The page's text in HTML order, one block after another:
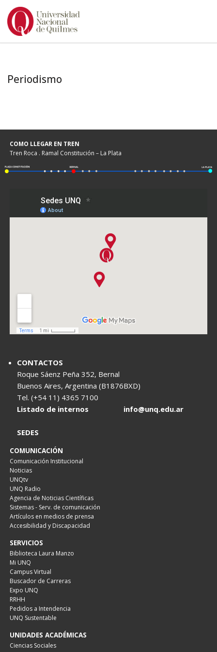
Ir
Periodismo
COMO LLEGAR EN TREN
Tren Roca . Ramal Constitución – La Plata
CONTACTOS
Roque Sáenz Peña 352, Bernal
Buenos Aires, Argentina (B1876BXD)
Tel. (+54 11) 4365 7100
Listado de internos
info@unq.edu.ar
SEDES
COMUNICACIÓN
Comunicación Institucional
Noticias
UNQtv
UNQ Radio
Agencia de Noticias Científicas
Sistemas - Serv. de comunicación
Artículos en medios de prensa
Accesibilidad y Discapacidad
SERVICIOS
Biblioteca Laura Manzo
Mi UNQ
Campus Virtual
Buscador de Carreras
Expo UNQ
RRHH
Pedidos a Intendencia
UNQ Sustentable
UNIDADES ACADÉMICAS
Ciencias Sociales